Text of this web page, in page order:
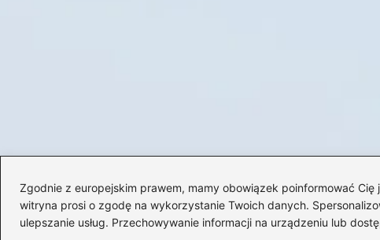
Zgodnie z europejskim prawem, mamy obowiązek poinformować
witryna prosi o zgodę na wykorzystanie Twoich danych.
ulepszanie usług. Przechowywanie informacji na urządzeniu lub